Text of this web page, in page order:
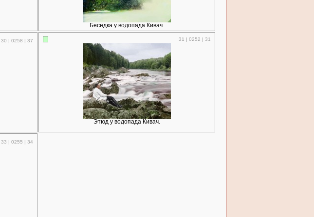
Беседка у водопада Кивач.
30 | 0258 | 37 31 | 0252 | 31
Этюд у водопада Кивач.
33 | 0255 | 34